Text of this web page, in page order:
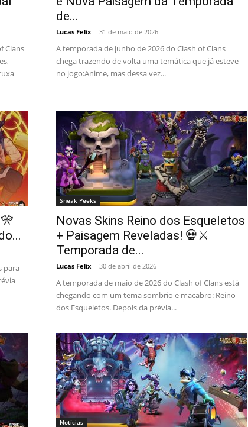
Clans
de...
Lucas Felix - 31 de maio de 2026
A temporada de junho de 2026 do Clash of Clans
chega trazendo de volta uma temática que já esteve
no jogo:Anime, mas dessa vez...
para
Sneak Peeks
Novas Skins Reino dos Esqueletos
+ Paisagem Reveladas! 💀⚔️
Temporada de...
Lucas Felix - 30 de abril de 2026
A temporada de maio de 2026 do Clash of Clans está
chegando com um tema sombrio e macabro: Reino
dos Esqueletos. Depois da prévia...
Notícias